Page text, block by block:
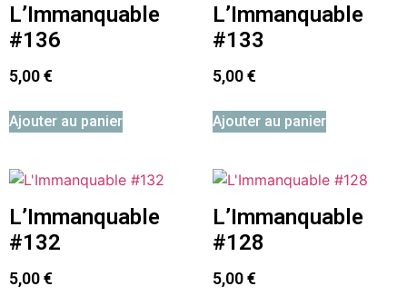
L’Immanquable
#136
5,00€
Ajouter au panier
L’Immanquable
#133
5,00€
Ajouter au panier
L’Immanquable
#132
5,00€
L’Immanquable
#128
5,00€